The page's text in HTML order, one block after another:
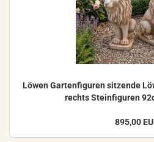
Löwen Gar­ten­fi­gu­ren sit­zen­de
rechts Stein­fi­gu­ren
895,00